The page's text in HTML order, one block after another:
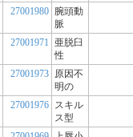
27001980 腕頭動
脈
27001971
亜脱臼
性
27001973 原因不
明の
27001976 スキル
ス型